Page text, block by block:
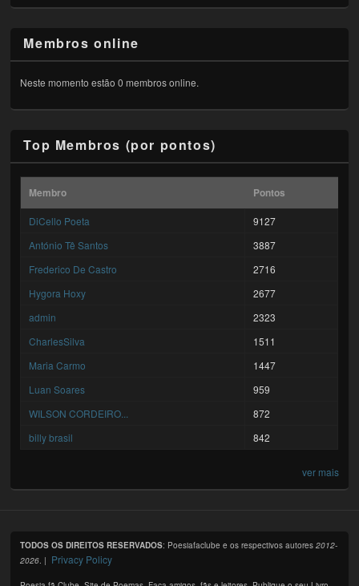
Membros online
Neste momento estão 0 membros online.
Top Membros (por pontos)
Membro Pontos
DiCello Poeta
9127
António Tê Santos
3887
Frederico De Castro
2716
Hygora Hoxy
2677
admin
2323
CharlesSilva
1511
Maria Carmo
1447
Luan Soares
959
WILSON CORDEIRO...
872
billy brasil
842
ver mais
TODOS OS DIREITOS RESERVADOS: Poesiafaclube e os respectivos autores2012-
2026 . | Privacy Policy